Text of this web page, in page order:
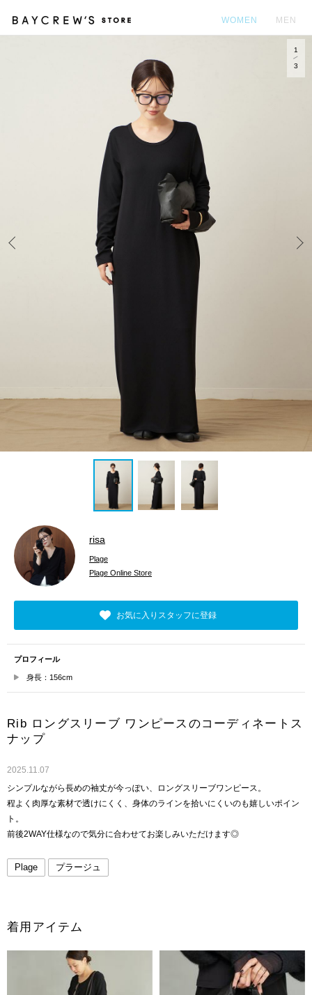
WOMEN MEN
1
3
risa
Plage
Plage Online Store
お気に入りスタッフに登録
プロフィール
身長：156cm
Rib ロングスリーブ ワンピースのコーディネートス
ナップ
2025.11.07
シンプルながら長めの袖丈が今っぽい、ロングスリーブワンピース。
程よく肉厚な素材で透けにくく、身体のラインを拾いにくいのも嬉しいポイン
ト。
前後2WAY仕様なので気分に合わせてお楽しみいただけます◎
Plage プラージュ
着用アイテム